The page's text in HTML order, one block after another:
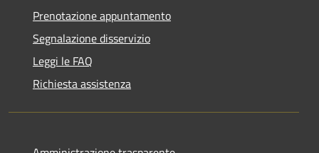
Prenotazione appuntamento
Segnalazione disservizio
Leggi le FAQ
Richiesta assistenza